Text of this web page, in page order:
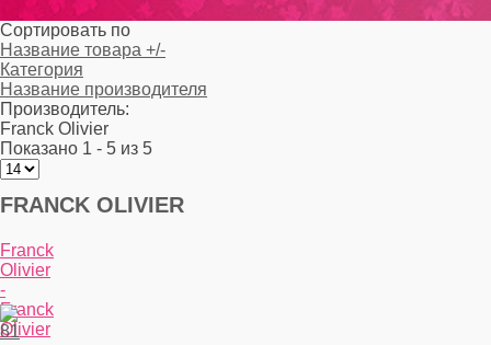
Сортировать по
Название товара +/-
Категория
Название производителя
Производитель:
Franck Olivier
Показано 1 - 5 из 5
FRANCK OLIVIER
Franck
Olivier
-
Franck
Olivier